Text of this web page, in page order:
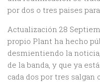
por dos o tres paises
Actualización 28
propio Plant ha hecho
desmientiendo la
de la banda, y que ya
cada dos por tres